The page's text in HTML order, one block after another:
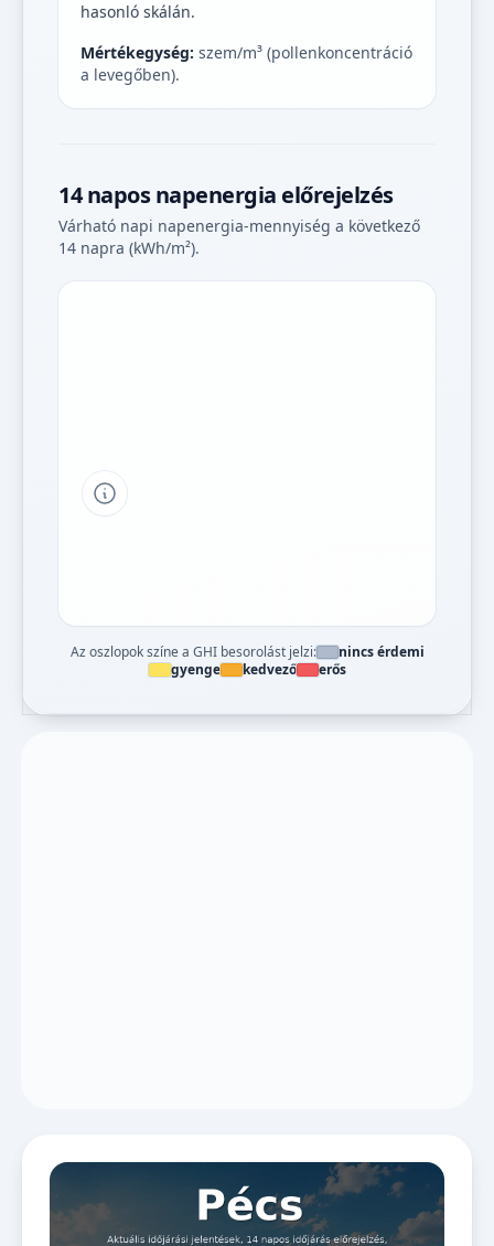
hasonló skálán.
Mértékegység: szem/m³ (pollenkoncentráció
a levegőben).
14 napos napenergia előrejelzés
Várható napi napenergia-mennyiség a következő
14 napra (kWh/m²).
Tipp a grafikon jelmagyarázatához
Az oszlopok színe a GHI besorolást jelzi:
nincs érdemi
gyenge
kedvező erős